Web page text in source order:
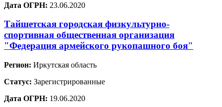
Дата ОГРН: 23.06.2020
Тайшетская городская физкультурно-
спортивная общественная организация
"Федерация армейского рукопашного боя"
Регион: Иркутская область
Статус: Зарегистрированные
Дата ОГРН: 19.06.2020